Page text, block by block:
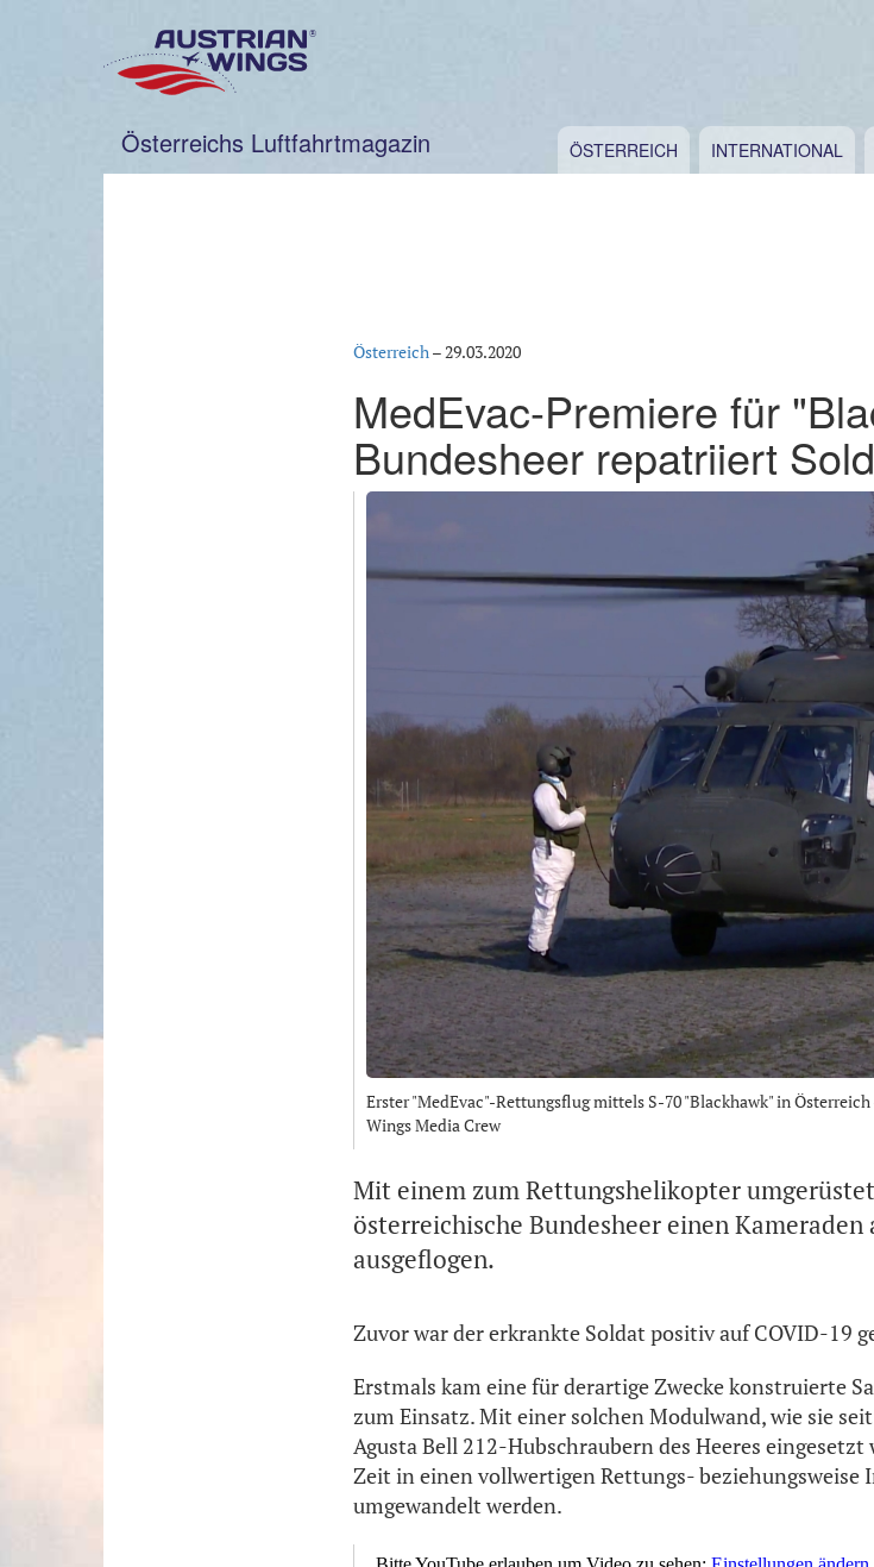
Österreichs Luftfahrtmagazin ÖSTERREICH INTERNATIONAL
Österreich–29.03.2020
MedEvac-Premiere für
Bundesheer repatriiert
Erster "MedEvac"-Rettungsflug mittels S-70 "Blackhawk" in
Wings Media Crew
Mit einem zum Rettungshelikopter
österreichische Bundesheer einen
ausgeflogen.
Zuvor war der erkrankte Soldat positiv auf COVID-19
Erstmals kam eine für derartige Zwecke konstruierte
zum Einsatz. Mit einer solchen Modulwand, wie sie
Agusta Bell 212-Hubschraubern des Heeres
Zeit in einen vollwertigen Rettungs-
umgewandelt werden.